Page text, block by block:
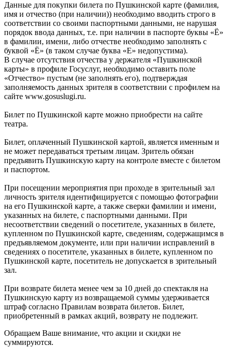
Данные для покупки билета по Пушкинской карте (фамилия,
имя и отчество (при наличии)) необходимо вводить строго в
соответствии со своими паспортными данными, не нарушая
порядок ввода данных, т.е. при наличии в паспорте буквы «Ё»
в фамилии, имени, либо отчестве необходимо заполнять с
буквой «Ё» (в таком случае буква «Е» недопустима).
В случае отсутствия отчества у держателя «Пушкинской
карты» в профиле Госуслуг, необходимо оставить поле
«Отчество» пустым (не заполнять его), подтверждая
заполняемость данных зрителя в соответствии с профилем на
сайте www.gosuslugi.ru.
Билет по Пушкинской карте можно приобрести на сайте
театра.
Билет, оплаченный Пушкинской картой, является именным и
не может передаваться третьим лицам. Зритель обязан
предъявить Пушкинскую карту на контроле вместе с билетом
и паспортом.
При посещении мероприятия при проходе в зрительный зал
личность зрителя идентифицируется с помощью фотографии
на его Пушкинской карте, а также сверки фамилии и имени,
указанных на билете, с паспортными данными. При
несоответствии сведений о посетителе, указанных в билете,
купленном по Пушкинской карте, сведениям, содержащимся в
предъявляемом документе, или при наличии исправлений в
сведениях о посетителе, указанных в билете, купленном по
Пушкинской карте, посетитель не допускается в зрительный
зал.
При возврате билета менее чем за 10 дней до спектакля на
Пушкинскую карту из возвращаемой суммы удерживается
штраф согласно Правилам возврата билетов. Билет,
приобретенный в рамках акций, возврату не подлежит.
Обращаем Ваше внимание, что акции и скидки не
суммируются.